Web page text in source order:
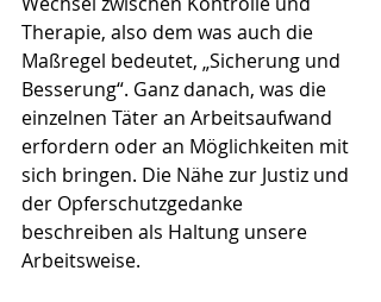
Therapie, also dem was auch die
Maßregel bedeutet, „Sicherung und
Besserung“. Ganz danach, was die
einzelnen Täter an Arbeitsaufwand
erfordern oder an Möglichkeiten mit
sich bringen. Die Nähe zur Justiz und
der Opferschutzgedanke
beschreiben als Haltung unsere
Arbeitsweise.